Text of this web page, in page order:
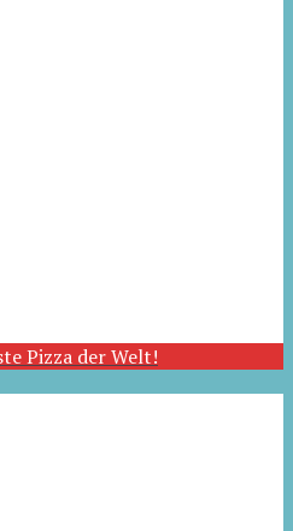
Pizza der Welt!